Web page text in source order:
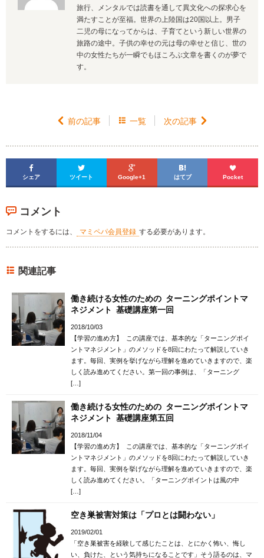
旅行、メンタルでは読書を通して異文化への探求心を
満たすことが至福。世界の上陸国は20国以上。男子
二児の母になってからは、子育てという新しい世界の
旅路の途中。子供の幸せの元は母の幸せと信じ、世の
中の女性たちが一瞬でもほころぶ文章を書くのが夢で
す。
 前の記事  一覧 次の記事 

シェア

ツイート

Google+1

はてブ

Pocket
コメント
コメントをするには、 マミペパ会員登録 する必要があります。
関連記事
働き続ける女性のための ターニングポイントマ
ネジメント 基礎講座第一回
2018/10/03
【学習の進め方】 この講座では、基本的な「ターニングポイ
ントマネジメント」のメソッドを8回にわたって解説していき
ます。毎回、実例を挙げながら理解を進めていきますので、楽
しく読み進めてください。第一回の事例は、「ターニング
[…]
働き続ける女性のための ターニングポイントマ
ネジメント 基礎講座第五回
2018/11/04
【学習の進め方】 この講座では、基本的な「ターニングポイ
ントマネジメント」のメソッドを8回にわたって解説していき
ます。毎回、実例を挙げながら理解を進めていきますので、楽
しく読み進めてください。「ターニングポイントは風の中
[…]
空き巣被害対策は「プロとは闘わない」
2019/02/01
「空き巣被害を経験して感じたことは、とにかく怖い、悔し
い、負けた、という気持ちになることです」そう語るのは、マ